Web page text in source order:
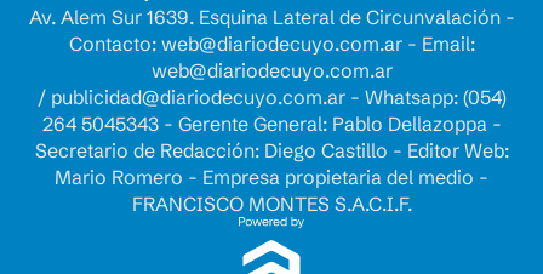
Av. Alem Sur 1639. Esquina Lateral de Circunvalación -
Contacto: web@diariodecuyo.com.ar- Email:
web@diariodecuyo.com.ar
/ publicidad@diariodecuyo.com.ar- Whatsapp: (054)
264 5045343 - Gerente General: Pablo Dellazoppa -
Secretario de Redacción: Diego Castillo - Editor Web:
Mario Romero - Empresa propietaria del medio -
FRANCISCO MONTES S.A.C.I.F.